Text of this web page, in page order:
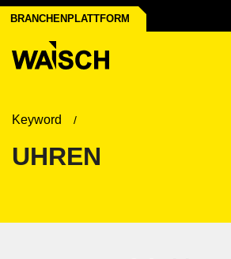
BRANCHENPLATTFORM
Keyword
UHREN